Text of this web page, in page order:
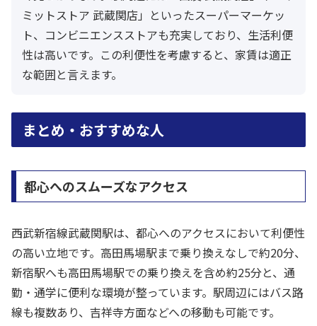
ミットストア 武蔵関店」といったスーパーマーケッ
ト、コンビニエンスストアも充実しており、生活利便
性は高いです。この利便性を考慮すると、家賃は適正
な範囲と言えます。
まとめ・おすすめな人
都心へのスムーズなアクセス
西武新宿線武蔵関駅は、都心へのアクセスにおいて利便性
の高い立地です。高田馬場駅まで乗り換えなしで約20分、
新宿駅へも高田馬場駅での乗り換えを含め約25分と、通
勤・通学に便利な環境が整っています。駅周辺にはバス路
線も複数あり、吉祥寺方面などへの移動も可能です。